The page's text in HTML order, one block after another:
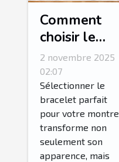
Comment
choisir le
bracelet
idéal pour
votre
montre ?
2 novembre 2025
02:07
Sélectionner le
bracelet parfait
pour votre montre
transforme non
seulement son
apparence, mais